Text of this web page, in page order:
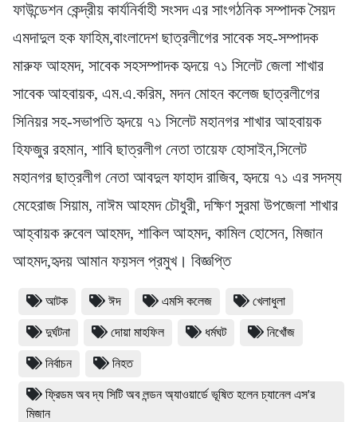
ফাউন্ডেশন কেন্দ্রীয় কার্যনির্বাহী সংসদ এর সাংগঠনিক সম্পাদক সৈয়দ
এমদাদুল হক ফাহিম,বাংলাদেশ ছাত্রলীগের সাবেক সহ-সম্পাদক
মারুফ আহমদ, সাবেক সহসম্পাদক হৃদয়ে ৭১ সিলেট জেলা শাখার
সাবেক আহবায়ক, এম.এ.করিম, মদন মোহন কলেজ ছাত্রলীগের
সিনিয়র সহ-সভাপতি হৃদয়ে ৭১ সিলেট মহানগর শাখার আহবায়ক
হিফজুর রহমান, শাবি ছাত্রলীগ নেতা তায়েফ হোসাইন,সিলেট
মহানগর ছাত্রলীগ নেতা আবদুল ফাহাদ রাজিব, হৃদয়ে ৭১ এর সদস্য
মেহেরাজ সিয়াম, নাঈম আহমদ চৌধুরী, দক্ষিণ সুরমা উপজেলা শাখার
আহ্বায়ক রুবেল আহমদ, শাকিল আহমদ, কামিল হোসেন, মিজান
আহমদ,হৃদয় আমান ফয়সল প্রমুখ। বিজ্ঞপ্তি
আটক ঈদ এমসি কলেজ খেলাধুলা
দুর্ঘটনা দোয়া মাহফিল ধর্মঘট নিখোঁজ
নির্বাচন নিহত
ফ্রিডম অব দ্য সিটি অব লন্ডন অ্যাওয়ার্ডে ভূষিত হলেন চ্যানেল এস'র
মিজান